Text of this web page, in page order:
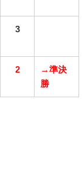
3
2
→準決
勝